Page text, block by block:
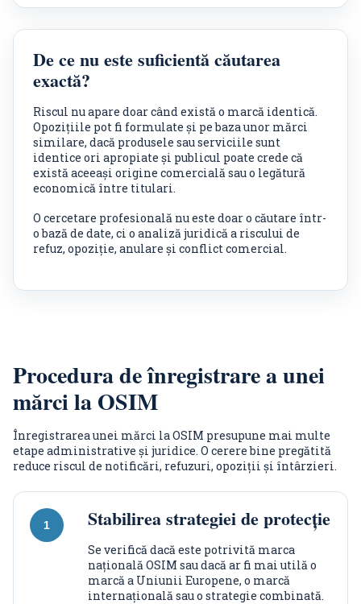
De ce nu este suficientă căutarea
exactă?
Riscul nu apare doar când există o marcă identică.
Opozițiile pot fi formulate și pe baza unor mărci
similare, dacă produsele sau serviciile sunt
identice ori apropiate și publicul poate crede că
există aceeași origine comercială sau o legătură
economică între titulari.
O cercetare profesională nu este doar o căutare într-
o bază de date, ci o analiză juridică a riscului de
refuz, opoziție, anulare și conflict comercial.
Procedura de înregistrare a unei
mărci la OSIM
Înregistrarea unei mărci la OSIM presupune mai multe
etape administrative și juridice. O cerere bine pregătită
reduce riscul de notificări, refuzuri, opoziții și întârzieri.
Stabilirea strategiei de protecție
Se verifică dacă este potrivită marca
națională OSIM sau dacă ar fi mai utilă o
marcă a Uniunii Europene, o marcă
internațională sau o strategie combinată.